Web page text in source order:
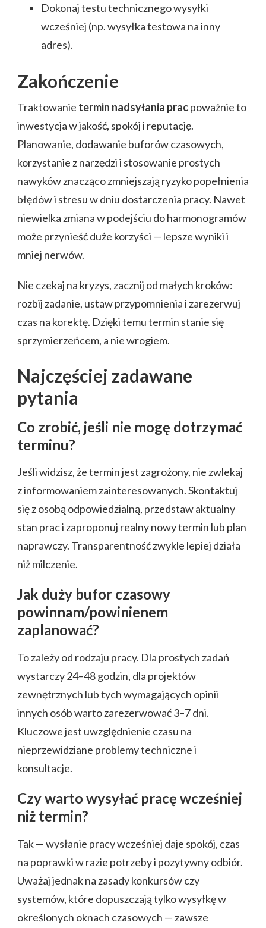
Dokonaj testu technicznego wysyłki
wcześniej (np. wysyłka testowa na inny
adres).
Zakończenie
Traktowanie termin nadsyłania pracpoważnie to
inwestycja w jakość, spokój i reputację.
Planowanie, dodawanie buforów czasowych,
korzystanie z narzędzi i stosowanie prostych
nawyków znacząco zmniejszają ryzyko popełnienia
błędów i stresu w dniu dostarczenia pracy. Nawet
niewielka zmiana w podejściu do harmonogramów
może przynieść duże korzyści — lepsze wyniki i
mniej nerwów.
Nie czekaj na kryzys, zacznij od małych kroków:
rozbij zadanie, ustaw przypomnienia i zarezerwuj
czas na korektę. Dzięki temu termin stanie się
sprzymierzeńcem, a nie wrogiem.
Najczęściej zadawane
pytania
Co zrobić, jeśli nie mogę dotrzymać
terminu?
Jeśli widzisz, że termin jest zagrożony, nie zwlekaj
z informowaniem zainteresowanych. Skontaktuj
się z osobą odpowiedzialną, przedstaw aktualny
stan prac i zaproponuj realny nowy termin lub plan
naprawczy. Transparentność zwykle lepiej działa
niż milczenie.
Jak duży bufor czasowy
powinnam/powinienem
zaplanować?
To zależy od rodzaju pracy. Dla prostych zadań
wystarczy 24–48 godzin, dla projektów
zewnętrznych lub tych wymagających opinii
innych osób warto zarezerwować 3–7 dni.
Kluczowe jest uwzględnienie czasu na
nieprzewidziane problemy techniczne i
konsultacje.
Czy warto wysyłać pracę wcześniej
niż termin?
Tak — wysłanie pracy wcześniej daje spokój, czas
na poprawki w razie potrzeby i pozytywny odbiór.
Uważaj jednak na zasady konkursów czy
systemów, które dopuszczają tylko wysyłkę w
określonych oknach czasowych — zawsze